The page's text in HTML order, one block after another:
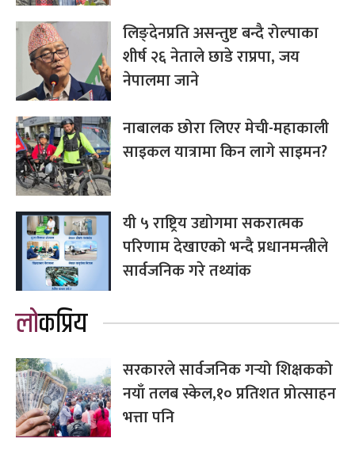
लिङ्देनप्रति असन्तुष्ट बन्दै रोल्पाका
शीर्ष २६ नेताले छाडे राप्रपा, जय
नेपालमा जाने
नाबालक छोरा‍ लिएर मेची-महाकाली
साइकल यात्रामा किन लागे साइमन?
यी ५ राष्ट्रिय उद्योगमा सकरात्मक
परिणाम देखाएको भन्दै प्रधानमन्त्रीले
सार्वजनिक गरे तथ्यांक
लोकप्रिय
सरकारले सार्वजनिक गर्‍यो शिक्षकको
नयाँ तलब स्केल,१० प्रतिशत प्रोत्साहन
भत्ता पनि